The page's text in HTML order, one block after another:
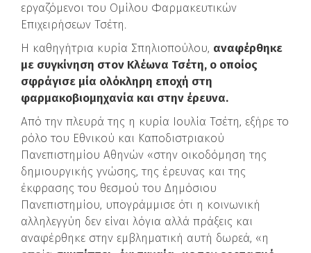
εργαζόμενοι του Ομίλου Φαρμακευτικών
Επιχειρήσεων Τσέτη.
Η καθηγήτρια κυρία Σπηλιοπούλου, αναφέρθηκε
με συγκίνηση στον Κλέωνα Τσέτη, ο οποίος
σφράγισε μία ολόκληρη εποχή στη
φαρμακοβιομηχανία και στην έρευνα.
Από την πλευρά της η κυρία Ιουλία Τσέτη, εξήρε το
ρόλο του Εθνικού και Καποδιστριακού
Πανεπιστημίου Αθηνών «στην οικοδόμηση της
δημιουργικής γνώσης, της έρευνας και της
έκφρασης του θεσμού του Δημόσιου
Πανεπιστημίου, υπογράμμισε ότι η κοινωνική
αλληλεγγύη δεν είναι λόγια αλλά πράξεις και
αναφέρθηκε στην εμβληματική αυτή δωρεά, «η